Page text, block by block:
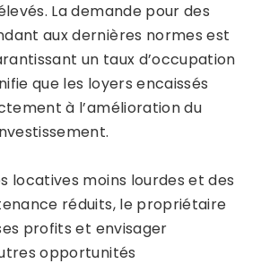
La demande pour des
aux dernières normes est
un taux d’occupation
que les loyers encaissés
à l’amélioration du
locatives moins lourdes et des
réduits, le propriétaire
profits et envisager
opportunités